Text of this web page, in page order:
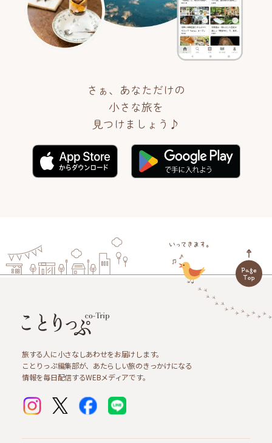
さぁ、あなただけの
小さな旅を
見つけましょう♪
旅する人に小さなしあわせをお届けします。
ことりっぷ編集部が、あたらしい旅のきっかけになる
情報を毎日配信するWEBメディアです。